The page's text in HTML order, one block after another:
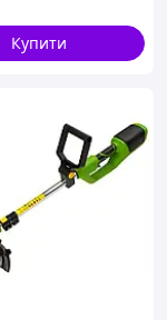
Купити